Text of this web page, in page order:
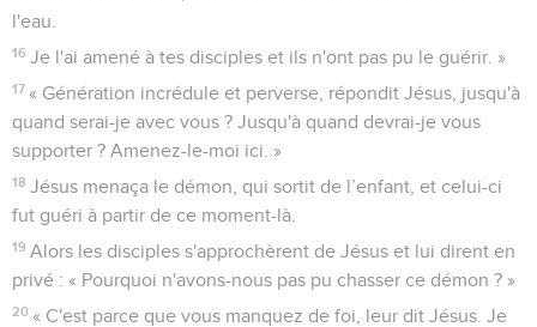
l'eau.
16 Je l'ai amené à tes disciples et ils n'ont pas pu le guérir. »
17 « Génération incrédule et perverse, répondit Jésus, jusqu'à
quand serai-je avec vous ? Jusqu'à quand devrai-je vous
supporter ? Amenez-le-moi ici. »
18 Jésus menaça le démon, qui sortit de l’enfant, et celui-ci
fut guéri à partir de ce moment-là.
19 Alors les disciples s'approchèrent de Jésus et lui dirent en
privé : « Pourquoi n'avons-nous pas pu chasser ce démon ? »
20 « C'est parce que vous manquez de foi, leur dit Jésus. Je